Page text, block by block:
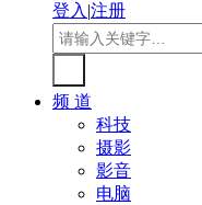
登入|注册
频 道
科技
摄影
影音
电脑